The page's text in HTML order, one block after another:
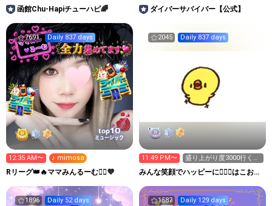
でに330万pt目標
函館Chu-Hapiチューハピ🌈 ‪ダイバーサバイバー【公式】
7691 Daily 837 days
top10
ミュージック
12:35 AM〜 ♪ mimosa
Rリーグ👑🔥ママみんるーむ💁‍♀️💜
2045 Daily 837 days
11:49 PM〜
盛り上がり度3000行くか
力尽きるまで٩(>ω<*
みんな笑顔でハッピーに🐕‍🦺😇はこお
1896 Daily 52 days 1587 Daily 129 days